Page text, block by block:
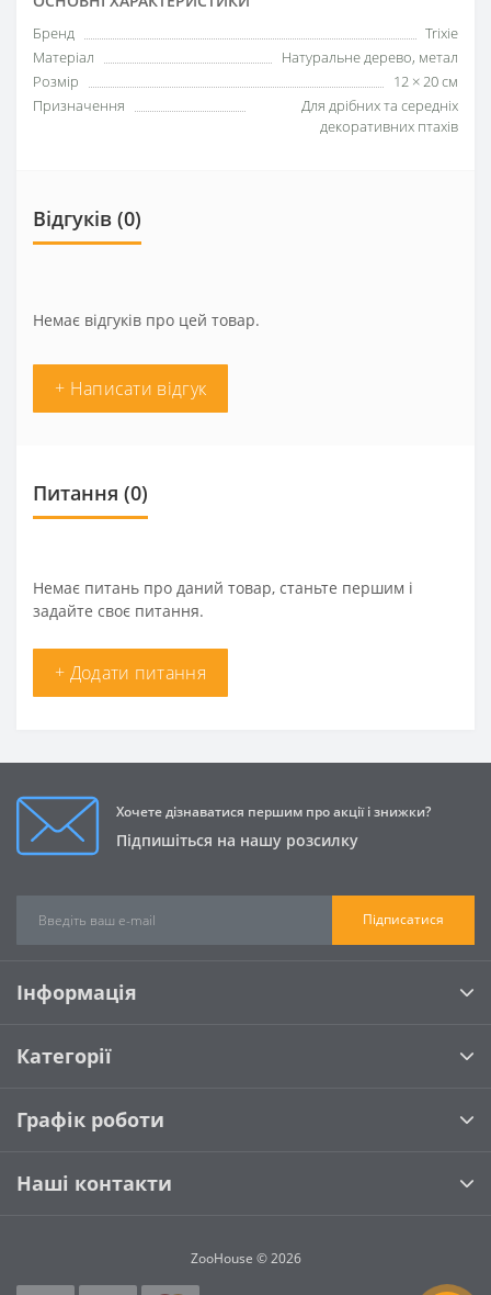
Бренд
Trixie
Матеріал
Натуральне дерево, метал
Розмір
12 × 20 см
Призначення
Для дрібних та середніх
декоративних птахів
Відгуків (0)
Немає відгуків про цей товар.
+ Написати відгук
Питання (0)
Немає питань про даний товар, станьте першим і
задайте своє питання.
+ Додати питання
Хочете дізнаватися першим про акції і знижки?
Підпишіться на нашу розсилку
Підписатися
Інформація
Категорії
Графік роботи
Наші контакти
ZooHouse © 2026